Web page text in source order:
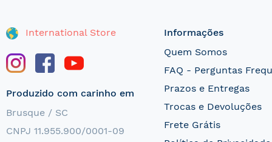
International Store
Produzido com carinho em
Brusque / SC
CNPJ 11.955.900/0001-09
Informações
Quem Somos
FAQ - Perguntas
Prazos e Entregas
Trocas e Devoluções
Frete Grátis